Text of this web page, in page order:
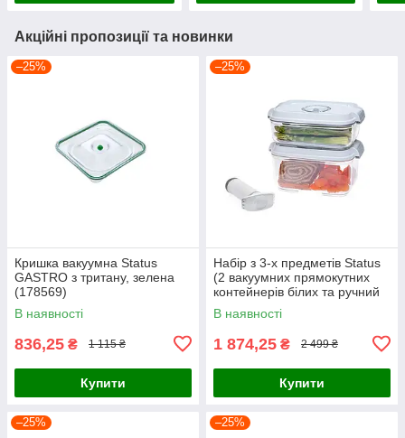
Акційні пропозиції та новинки
–25%
Кришка вакуумна Status
GASTRO з тритану, зелена
(178569)
В наявності
836,25 ₴ 1 115 ₴
Купити
–25%
Набір з 3-х предметів Status
(2 вакуумних прямокутних
контейнерів білих та ручний
вакуумний насос) (157553)
В наявності
1 874,25 ₴ 2 499 ₴
Купити
–25% –25%